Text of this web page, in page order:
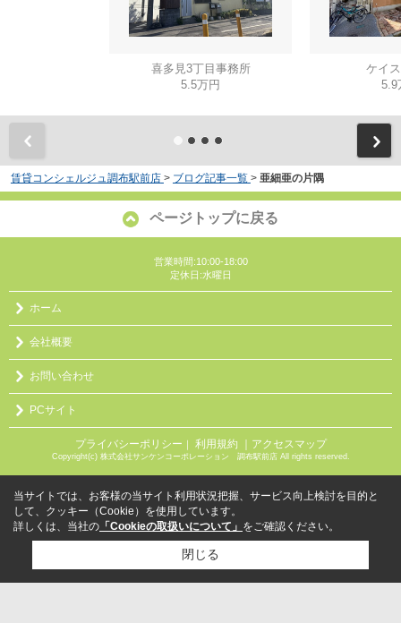
喜多見3丁目事務所
5.5万円
ケイ
5.9
賃貸コンシェルジュ調布駅前店 > ブログ記事一覧 > 亜細亜の片隅
ページトップに戻る
営業時間:10:00-18:00
定休日:水曜日
ホーム
会社概要
お問い合わせ
PCサイト
プライバシーポリシー 利用規約 ｜アクセスマップ
Copyright(c) 株式会社サンケンコーポレーション 調布駅前店 All rights reserved.
当サイトでは、お客様の当サイト利用状況把握、サービス向上検討を目的と
して、クッキー（Cookie）を使用しています。
詳しくは、当社の 「Cookieの取扱いについて」 をご確認ください。
閉じる